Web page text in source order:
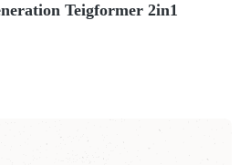
Teigformer 2in1